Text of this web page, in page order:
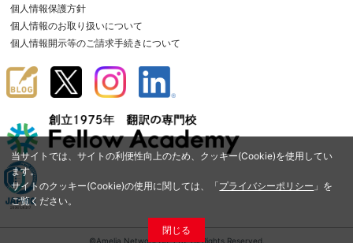
当サイトでは、サイトの利便性向上のため、クッキー(Cookie)を使用してい
ます。
サイトのクッキー(Cookie)の使用に関しては、「プライバシーポリシー 」を
ご覧ください。
閉じる
個人情報保護方針
個人情報のお取り扱いについて
個人情報開示等のご請求手続きについて
©Amelia Network Co.,Ltd. All Rights Reserved.